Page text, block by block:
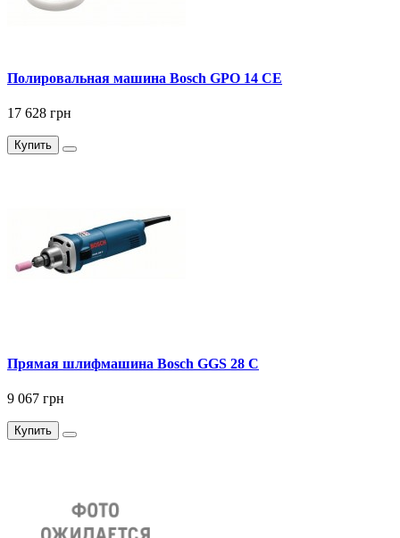
Полировальная машина Bosch GPO 14 CE
17 628 грн
Купить
Прямая шлифмашина Bosch GGS 28 C
9 067 грн
Купить